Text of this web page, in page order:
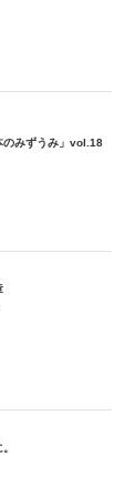
のみずうみ」vol.18